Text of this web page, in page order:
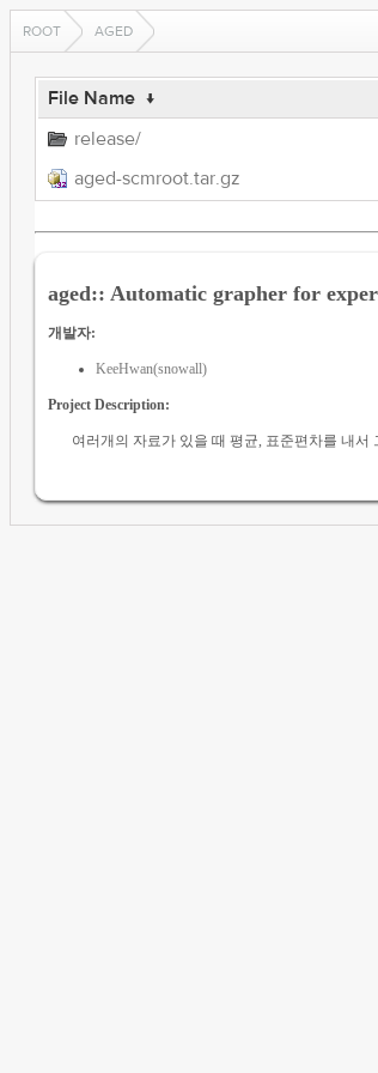
ROOT AGED
File Name ↓
release/
aged-scmroot.tar.gz
aged:: Automatic grapher for
개발자:
KeeHwan(snowall)
Project Description:
여러개의 자료가 있을 때 평균, 표준편차를 내